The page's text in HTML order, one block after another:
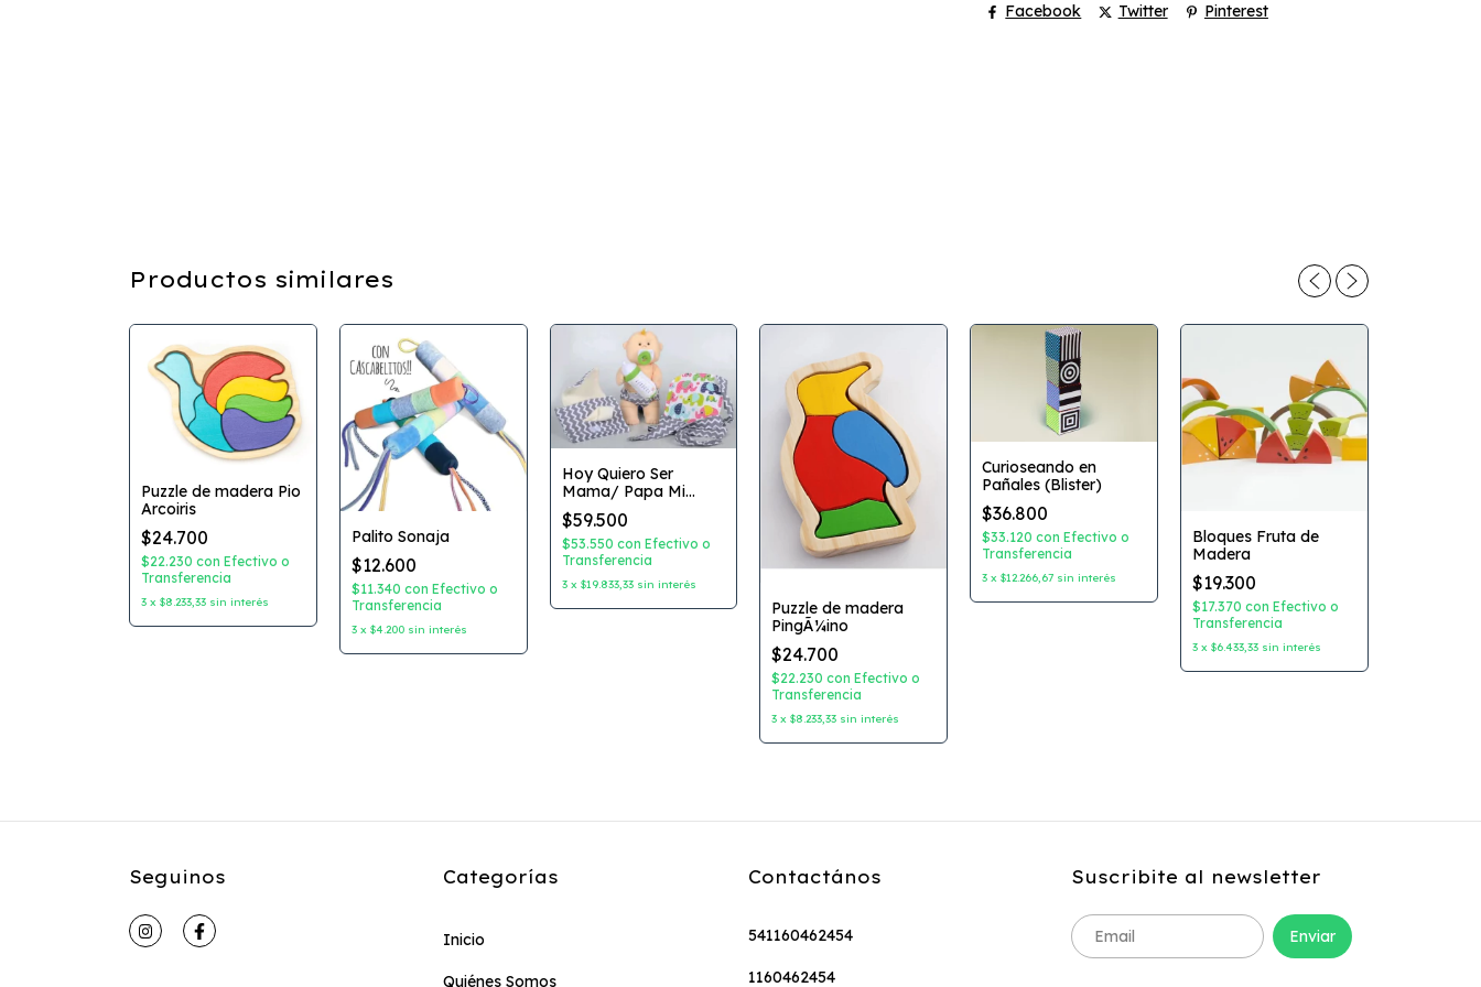
Facebook Twitter Pinterest
Productos similares
Puzzle de madera Pio
Arcoiris
$24.700
$22.230 con Efectivo o
Transferencia
3 x $8.233,33 sin interés
Palito Sonaja
$12.600
$11.340 con Efectivo o
Transferencia
3 x $4.200 sin interés
Hoy Quiero Ser
Mama/ Papa Mi
primer Bebe
$59.500
$53.550 con Efectivo o
Transferencia
3 x $19.833,33 sin interés
Puzzle de madera
PingÃ¼ino
$24.700
$22.230con Efectivo o
Transferencia
3 x$8.233,33 sin interés
Curioseando en
Pañales (Blister)
$36.800
$33.120con Efectivo o
Transferencia
3 x$12.266,67 sin interés
Bloques Fruta de
Madera
$19.300
$17.370con Efectivo o
Transferencia
3 x$6.433,33 sin interés
Seguinos Categorías
Inicio
Quiénes Somos
Contactános
541160462454
1160462454
Suscribite al newsletter